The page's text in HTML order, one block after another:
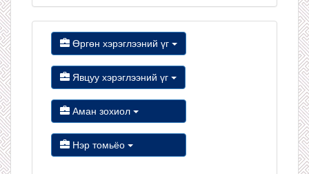
Өргөн хэрэглээний үг
Явцуу хэрэглээний үг
Аман зохиол
Нэр томьёо